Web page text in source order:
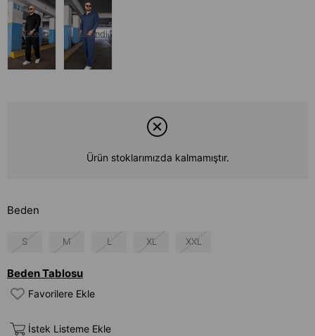
Tükendi Tükendi
Ürün stoklarımızda kalmamıştır.
Beden
S M L XL XXL
Beden Tablosu
Favorilere Ekle
İstek Listeme Ekle